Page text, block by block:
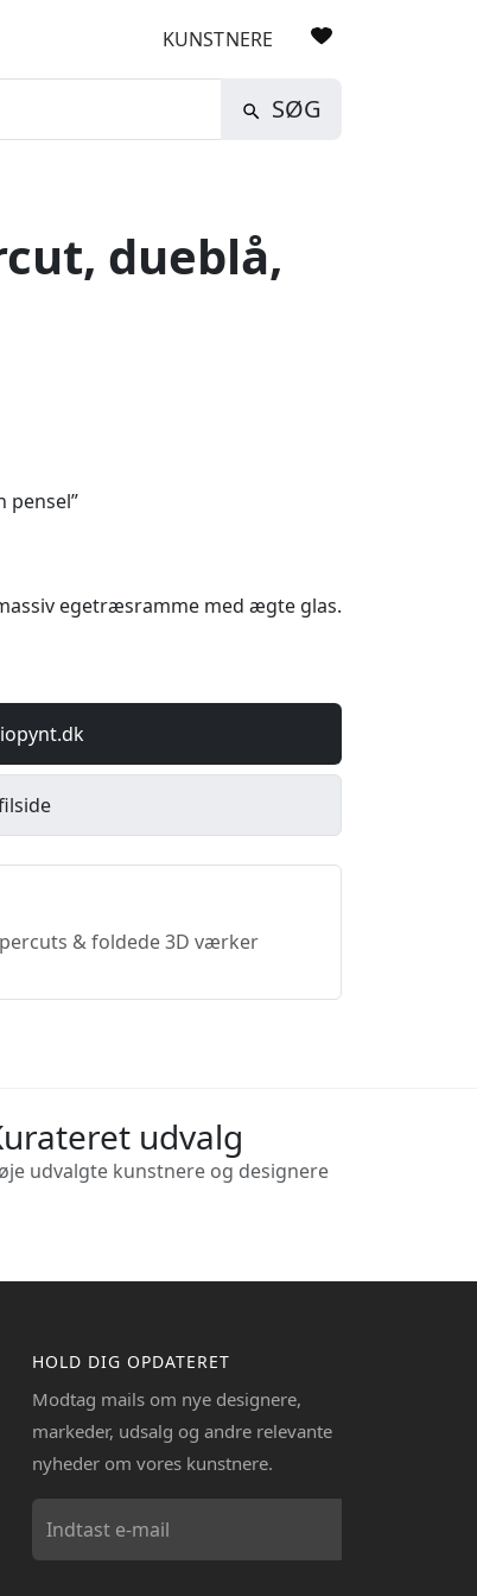
KUNSTNERE
SØG
dueblå,
pensel”
egetræsramme med ægte glas.
& foldede 3D værker
udvalg
udvalgte kunstnere og designere
HOLD DIG OPDATERET
Modtag mails om nye designere,
markeder, udsalg og andre relevante
nyheder om vores kunstnere.